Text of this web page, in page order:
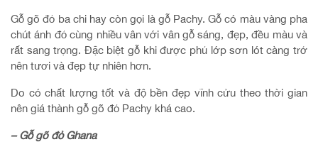
Gỗ gõ đỏ ba chi hay còn gọi là gỗ Pachy. Gỗ có màu vàng pha
chút ánh đỏ cùng nhiều vân với vân gỗ sáng, đẹp, đều màu và
rất sang trọng. Đặc biệt gỗ khi được phủ lớp sơn lót càng trở
nên tươi và đẹp tự nhiên hơn.
Do có chất lượng tốt và độ bền đẹp vĩnh cửu theo thời gian
nên giá thành gỗ gõ đỏ Pachy khá cao.
– Gỗ gõ đỏ Ghana